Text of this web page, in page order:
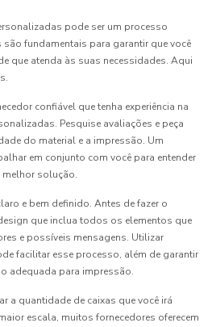
pode ser um processo
fundamentais para garantir que você
que atenda às suas necessidades. Aqui
confiável que tenha experiência na
Pesquise avaliações e peça
do material e a impressão. Um
em conjunto com você para entender
melhor solução.
e bem definido. Antes de fazer o
que inclua todos os elementos que
e possíveis mensagens. Utilizar
facilitar esse processo, além de garantir
adequada para impressão.
a quantidade de caixas que você irá
escala, muitos fornecedores oferecem